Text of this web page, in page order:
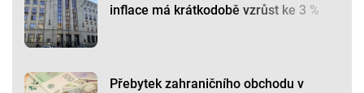
inflace má krátkodobě vzrůst ke 3 %
Přebytek zahraničního obchodu v